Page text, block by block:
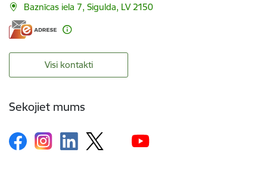
Baznīcas iela 7, Sigulda, LV 2150
Visi kontakti
Sekojiet mums